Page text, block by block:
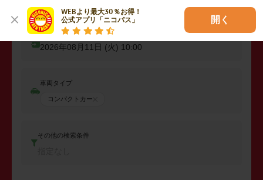
WEBより最大30％お得！
公式アプリ「ニコパス」
開く
2026年08月10日 (月) 10:00
返却日時
2026年08月11日 (火) 10:00
車両タイプ
コンパクトカー
その他の検索条件